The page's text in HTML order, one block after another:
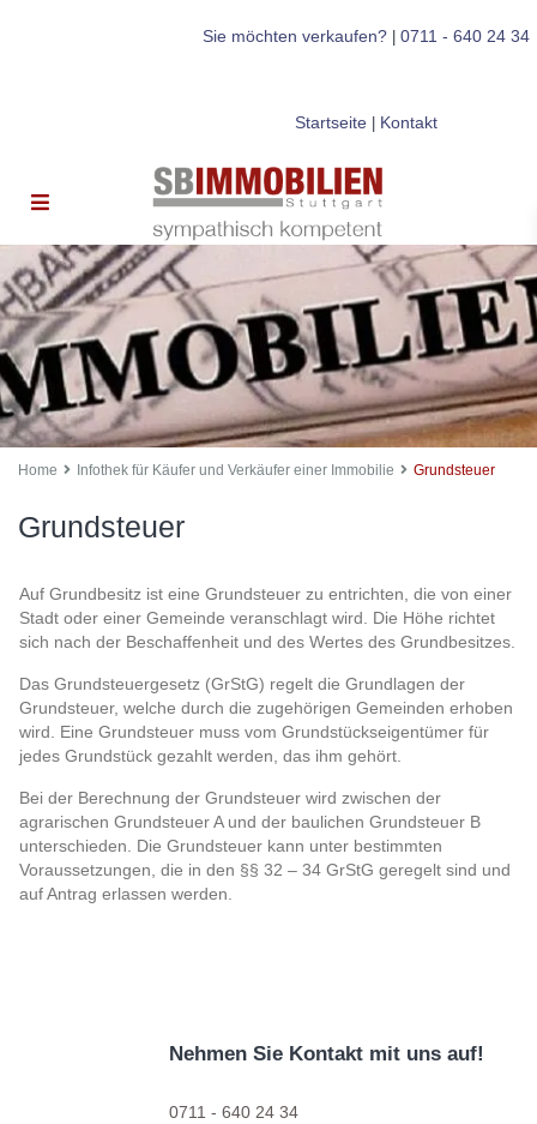
Sie möchten verkaufen?| 0711 - 640 24 34
Startseite| Kontakt
Home Infothek für Käufer und Verkäufer einer Immobilie Grundsteuer
Grundsteuer
Auf Grundbesitz ist eine Grundsteuer zu entrichten, die von einer
Stadt oder einer Gemeinde veranschlagt wird. Die Höhe richtet
sich nach der Beschaffenheit und des Wertes des Grundbesitzes.
Das Grundsteuergesetz (GrStG) regelt die Grundlagen der
Grundsteuer, welche durch die zugehörigen Gemeinden erhoben
wird. Eine Grundsteuer muss vom Grundstückseigentümer für
jedes Grundstück gezahlt werden, das ihm gehört.
Bei der Berechnung der Grundsteuer wird zwischen der
agrarischen Grundsteuer A und der baulichen Grundsteuer B
unterschieden. Die Grundsteuer kann unter bestimmten
Voraussetzungen, die in den §§ 32 – 34 GrStG geregelt sind und
auf Antrag erlassen werden.
Nehmen Sie Kontakt mit uns auf!
0711 - 640 24 34